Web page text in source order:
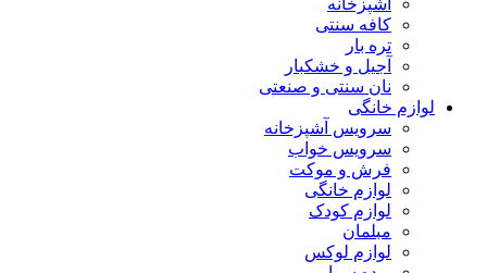
آشپزخانه
کافه سنتی
تره بار
آجیل و خشکبار
نان سنتی و صنعتی
لوازم خانگی
سرویس آشپزخانه
سرویس خواب
فرش و موکت
لوازم خانگی
لوازم کودک
مبلمان
لوازم لوکس